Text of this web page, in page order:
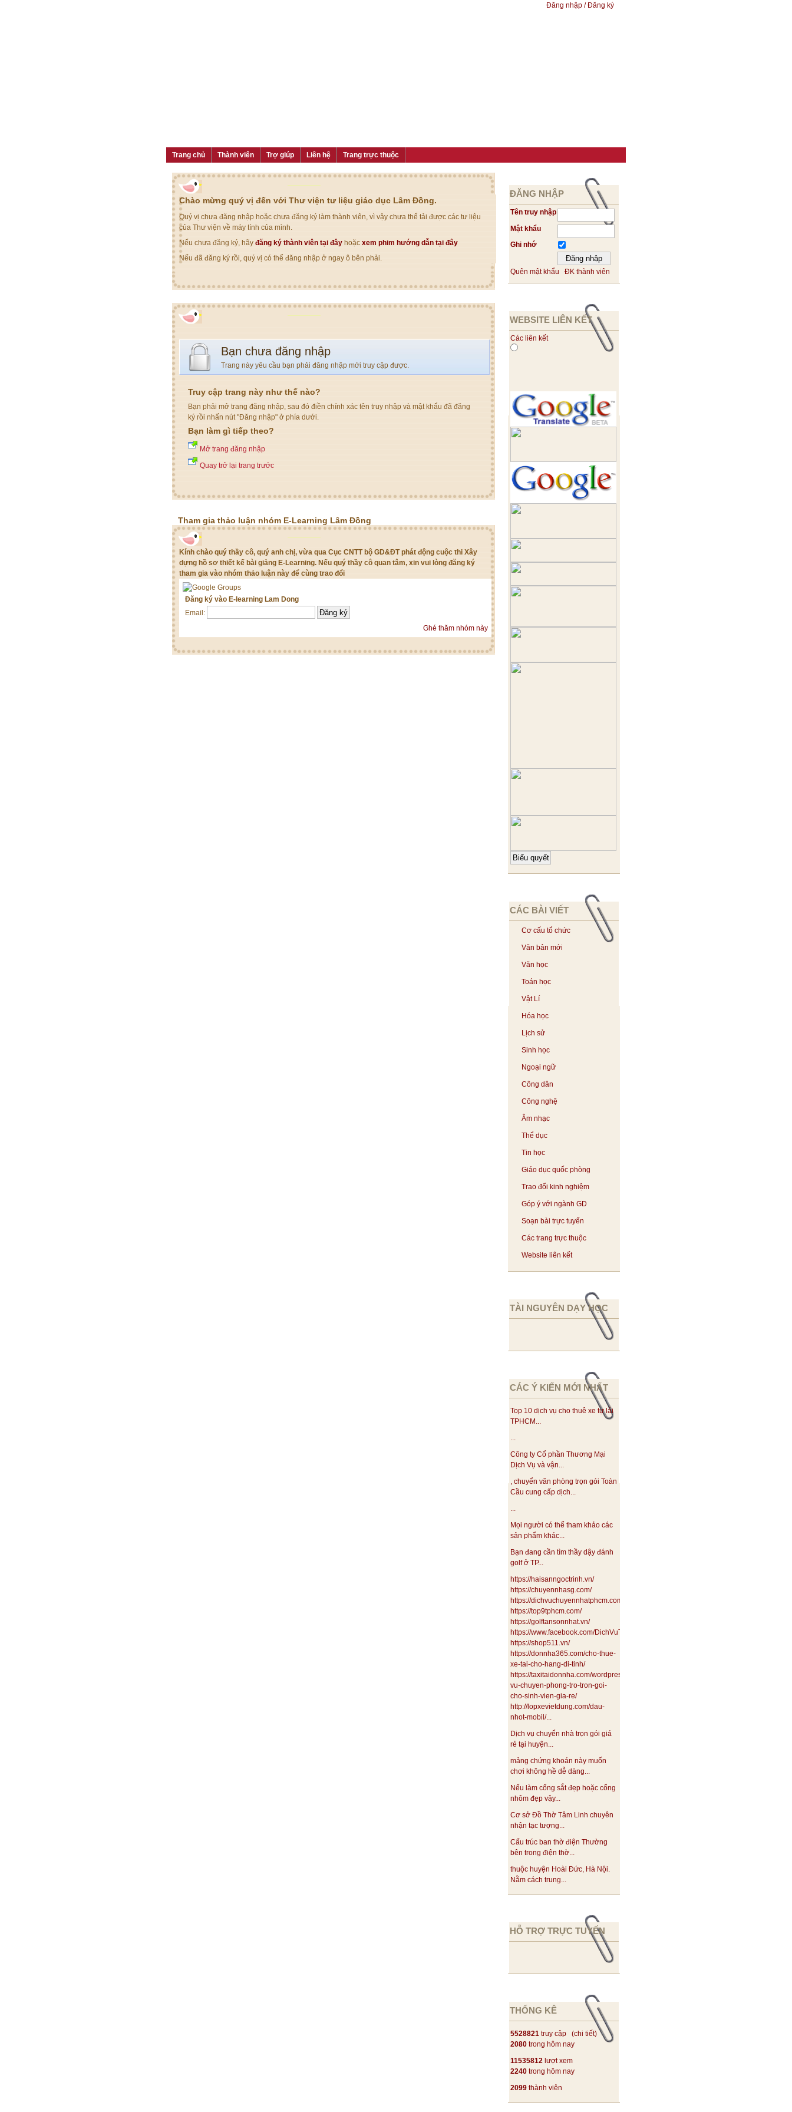
Đăng nhập / Đăng ký
Trang chủ Thành viên Trợ giúp Liên hệ Trang trực thuộc
ĐĂNG NHẬP
Tên truy nhập
Mật khẩu
Ghi nhớ
Quên mật khẩu ĐK thành viên
WEBSITE LIÊN KẾT
Các liên kết
CÁC BÀI VIẾT
Cơ cấu tổ chức
Văn bản mới
Văn học
Toán học
Vật Lí
Hóa học
Lịch sử
Sinh học
Ngoại ngữ
Công dân
Công nghệ
Âm nhạc
Thể dục
Tin học
Giáo dục quốc phòng
Trao đổi kinh nghiệm
Góp ý với ngành GD
Soạn bài trực tuyến
Các trang trực thuộc
Website liên kết
TÀI NGUYÊN DẠY HỌC
CÁC Ý KIẾN MỚI NHẤT
Top 10 dịch vụ cho thuê xe tự lái
TPHCM...
Công ty Cổ phần Thương Mại
Dịch Vụ và vận...
, chuyển văn phòng trọn gói Toàn
Cầu cung cấp dịch...
Mọi người có thể tham khảo các
sản phẩm khác...
Bạn đang cần tìm thầy dậy đánh
golf ở TP...
https://haisanngoctrinh.vn/
https://chuyennhasg.com/
https://dichvuchuyennhatphcm.com/
https://top9tphcm.com/
https://golftansonnhat.vn/
https://www.facebook.com/DichVuTaxiTai24HSaiGon
https://shop511.vn/
https://donnha365.com/cho-thue-
xe-tai-cho-hang-di-tinh/
https://taxitaidonnha.com/wordpress/dich-
vu-chuyen-phong-tro-tron-goi-
cho-sinh-vien-gia-re/
http://lopxevietdung.com/dau-
nhot-mobil/...
Dịch vụ chuyển nhà trọn gói giá
rẻ tại huyện...
mảng chứng khoán này muốn
chơi không hề dễ dàng...
Nếu làm cổng sắt đẹp hoặc cổng
nhôm đẹp vậy...
Cơ sở Đồ Thờ Tâm Linh chuyên
nhận tạc tượng...
Cấu trúc ban thờ điện Thường
bên trong điện thờ...
thuộc huyện Hoài Đức, Hà Nội.
Nằm cách trung...
HỖ TRỢ TRỰC TUYẾN
THỐNG KÊ
5528821 truy cập (chi tiết)
2080 trong hôm nay
11535812 lượt xem
2240 trong hôm nay
2099 thành viên
Chào mừng quý vị đến với Thư viện tư liệu giáo dục Lâm Đồng.
Quý vị chưa đăng nhập hoặc chưa đăng ký làm thành viên, vì vậy chưa thể tải được các tư liệu
của Thư viện về máy tính của mình.
Nếu chưa đăng ký, hãy đăng ký thành viên tại đây hoặc xem phim hướng dẫn tại đây
Nếu đã đăng ký rồi, quý vị có thể đăng nhập ở ngay ô bên phải.
Bạn chưa đăng nhập
Trang này yêu cầu bạn phải đăng nhập mới truy cập được.
Truy cập trang này như thế nào?
Bạn phải mở trang đăng nhập, sau đó điền chính xác tên truy nhập và mật khẩu đã đăng
ký rồi nhấn nút "Đăng nhập" ở phía dưới.
Bạn làm gì tiếp theo?
Mở trang đăng nhập
Quay trở lại trang trước
Tham gia thảo luận nhóm E-Learning Lâm Đồng
Kính chào quý thầy cô, quý anh chị, vừa qua Cục CNTT bộ GD&ĐT phát động cuộc thi Xây
dựng hồ sơ thiết kế bài giảng E-Learning. Nếu quý thầy cô quan tâm, xin vui lòng đăng ký
tham gia vào nhóm thảo luận này để cùng trao đổi
Đăng ký vào E-learning Lam Dong
Email:
Ghé thăm nhóm này